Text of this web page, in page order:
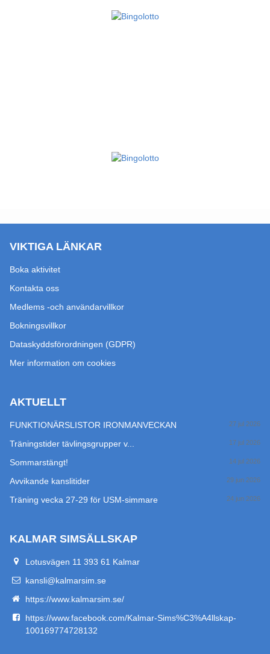
VIKTIGA LÄNKAR
Boka aktivitet
Kontakta oss
Medlems -och användarvillkor
Bokningsvillkor
Dataskyddsförordningen (GDPR)
Mer information om cookies
AKTUELLT
FUNKTIONÄRSLISTOR IRONMANVECKAN 27 jul 2026
Träningstider tävlingsgrupper v... 17 jul 2026
Sommarstängt! 14 jul 2026
Avvikande kanslitider 29 jun 2026
Träning vecka 27-29 för USM-simmare 24 jun 2026
KALMAR SIMSÄLLSKAP
Lotusvägen 11 393 61 Kalmar
kansli@kalmarsim.se
https://www.kalmarsim.se/
https://www.facebook.com/Kalmar-Sims%C3%A4llskap-
100169774728132